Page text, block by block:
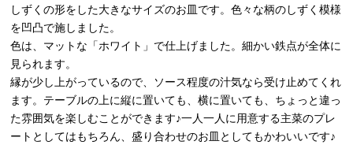
しずくの形をした大きなサイズのお皿です。色々な柄のしずく模様
を凹凸で施しました。
色は、マットな「ホワイト」で仕上げました。細かい鉄点が全体に
見られます。
縁が少し上がっているので、ソース程度の汁気なら受け止めてくれ
ます。テーブルの上に縦に置いても、横に置いても、ちょっと違っ
た雰囲気を楽しむことができます♪一人一人に用意する主菜のプレ
ートとしてはもちろん、盛り合わせのお皿としてもかわいいです♪